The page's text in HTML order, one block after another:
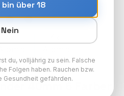
40mm 6 Farben
über 18
Nein
du, volljährig zu sein. Falsche
Folgen haben. Rauchen bzw.
Gesundheit gefährden.